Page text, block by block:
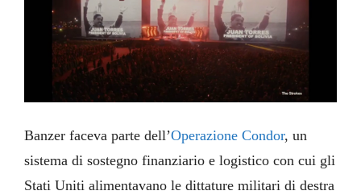
Banzer faceva parte dell’Operazione Condor, un
sistema di sostegno finanziario e logistico con cui gli
Stati Uniti alimentavano le dittature militari di destra